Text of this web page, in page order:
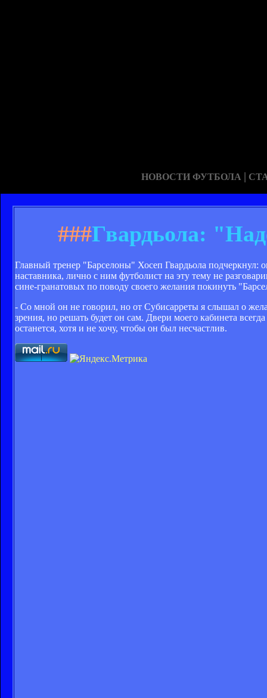
НОВОСТИ ФУТБОЛА |
###Гвардьола:
Главный тренер "Барселоны" Хосеп Гвардьола подчеркнул:
наставника, лично с ним футболист на эту тему не
сине-гранатовых по поводу своего желания покинуть
- Со мной он не говорил, но от Субисарреты я слышал о
зрения, но решать будет он сам. Двери моего кабинета
останется, хотя и не хочу, чтобы он был несчастлив.